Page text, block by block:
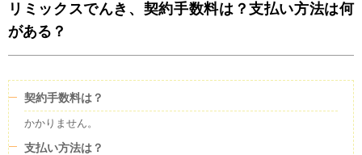
リミックスでんき、契約手数料は？支払い方法は何
がある？
契約手数料は？
かかりません。
支払い方法は？